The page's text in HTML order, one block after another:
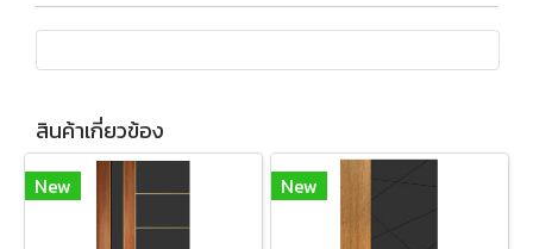
สินค้าเกี่ยวข้อง
New New